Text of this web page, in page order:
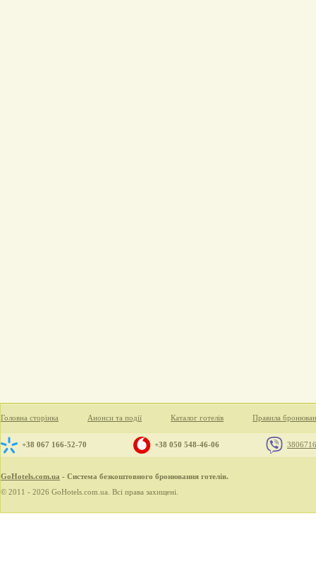
Головна сторінка Анонси та події Каталог готелів Правила
+38 067 166-52-70 +38 050 548-46-06
GoHotels.com.ua - Система безкоштовного бронювання готелів.
© 2011 - 2026 GoHotels.com.ua. Всі права захищені.